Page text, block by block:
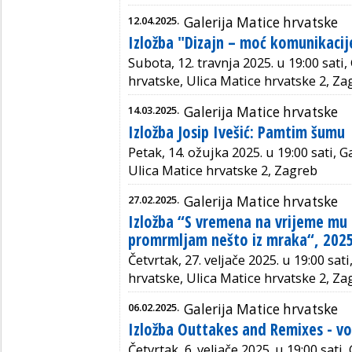
12.04.2025. Galerija Matice hrvatske
Izložba "Dizajn – moć
Subota, 12. travnja 2025. u 19:00
hrvatske, Ulica Matice hrvatske 2,
14.03.2025. Galerija Matice hrvatske
Izložba Josip Ivešić: Pamtim šumu
Petak, 14. ožujka 2025. u 19:00 sati,
Ulica Matice hrvatske 2, Zagreb
27.02.2025. Galerija Matice hrvatske
Izložba “S vremena na vrijeme
promrmljam nešto iz mraka“,
Četvrtak, 27. veljače 2025. u 19:00
hrvatske, Ulica Matice hrvatske 2,
06.02.2025. Galerija Matice hrvatske
Izložba Outtakes and Remixes -